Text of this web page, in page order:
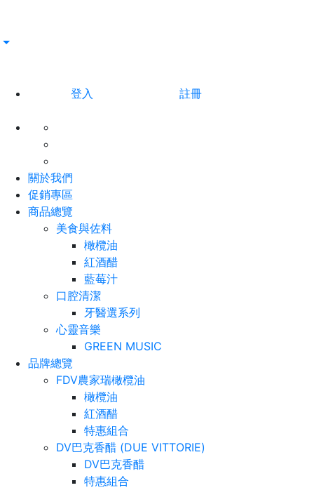
登入 註冊
關於我們
促銷專區
商品總覽
美食與佐料
橄欖油
紅酒醋
藍莓汁
口腔清潔
牙醫選系列
心靈音樂
GREEN MUSIC
品牌總覽
FDV農家瑞橄欖油
橄欖油
紅酒醋
特惠組合
DV巴克香醋 (DUE VITTORIE)
DV巴克香醋
特惠組合